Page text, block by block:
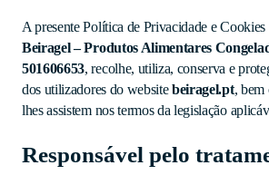
A presente Política de Privacidade e
Beiragel – Produtos Alimentares
501606653, recolhe, utiliza, conserva e
dos utilizadores do websitebeiragel.pt, bem
lhes assistem nos termos da legislação
Responsável pelo